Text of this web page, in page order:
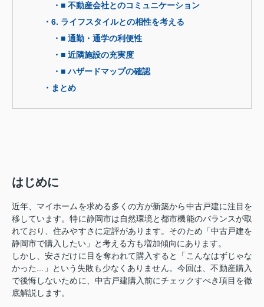
・■ 不動産会社とのコミュニケーション
・6. ライフスタイルとの相性を考える
・■ 通勤・通学の利便性
・■ 近隣施設の充実度
・■ ハザードマップの確認
・まとめ
はじめに
近年、マイホームを求める多くの方が新築から中古戸建に注目を
移しています。特に静岡市は自然環境と都市機能のバランスが取
れており、住みやすさに定評があります。そのため「中古戸建を
静岡市で購入したい」と考える方も増加傾向にあります。
しかし、安さだけに目を奪われて購入すると「こんなはずじゃな
かった...」という失敗も少なくありません。今回は、不動産購入
で後悔しないために、中古戸建購入前にチェックすべき項目を徹
底解説します。